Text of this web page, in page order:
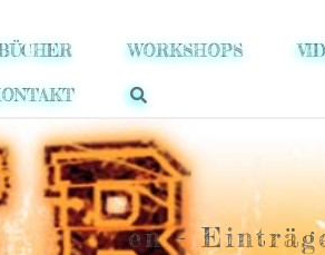
WORKSHOPS
en -